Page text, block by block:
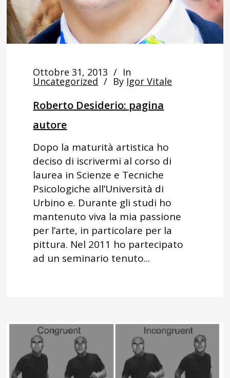
Ottobre 31, 2013 In
Uncategorized By Igor Vitale
Roberto Desiderio: pagina
autore
Dopo la maturità artistica ho
deciso di iscrivermi al corso di
laurea in Scienze e Tecniche
Psicologiche all’Università di
Urbino e. Durante gli studi ho
mantenuto viva la mia passione
per l’arte, in particolare per la
pittura. Nel 2011 ho partecipato
ad un seminario tenuto...